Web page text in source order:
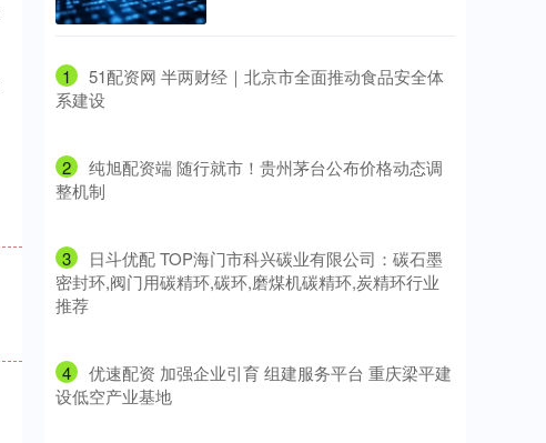
1
​51配资网 半两财经｜北京市全面推动食品安全体
系建设
2
​纯旭配资端 随行就市！贵州茅台公布价格动态调
整机制
3
​日斗优配 TOP海门市科兴碳业有限公司：碳石墨
密封环,阀门用碳精环,碳环,磨煤机碳精环,炭精环行业
推荐
4
​优速配资 加强企业引育 组建服务平台 重庆梁平建
设低空产业基地